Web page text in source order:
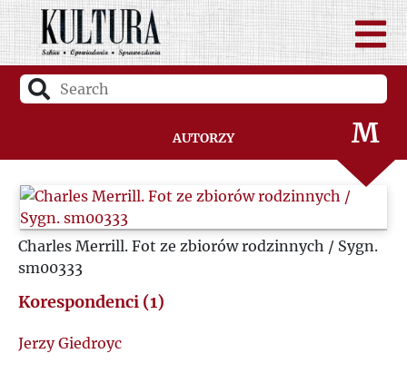
Autorzy
L
Ł
M
N
O
Charles Merrill. Fot ze zbiorów rodzinnych / Sygn.
sm00333
Korespondenci (1)
Jerzy Giedroyc